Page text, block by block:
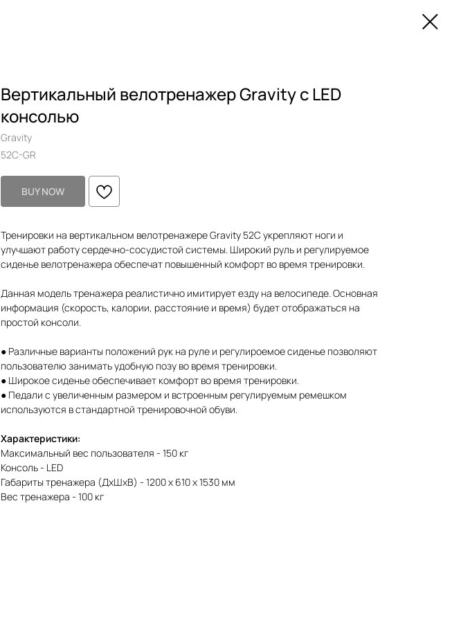
Вертикальный велотренажер Gravity с LED
консолью
Gravity
52C-GR
BUY NOW
Тренировки на вертикальном велотренажере Gravity 52C укрепляют ноги и
улучшают работу сердечно-сосудистой системы. Широкий руль и регулируемое
сиденье велотренажера обеспечат повышенный комфорт во время тренировки.
Данная модель тренажера реалистично имитирует езду на велосипеде. Основная
информация (скорость, калории, расстояние и время) будет отображаться на
простой консоли.
● Различные варианты положений рук на руле и регулироемое сиденье позволяют
пользователю занимать удобную позу во время тренировки.
● Широкое сиденье обеспечивает комфорт во время тренировки.
● Педали с увеличенным размером и встроенным регулируемым ремешком
используются в стандартной тренировочной обуви.
Характеристики:
Максимальный вес пользователя - 150 кг
Консоль - LED
Габариты тренажера (ДxШxВ) - 1200 x 610 x 1530 мм
Вес тренажера - 100 кг